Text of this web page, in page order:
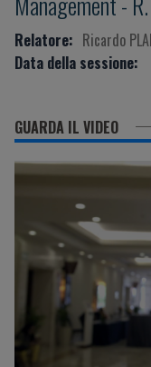
Relatore: Ricardo
Data della sessione:
GUARDA IL VIDEO